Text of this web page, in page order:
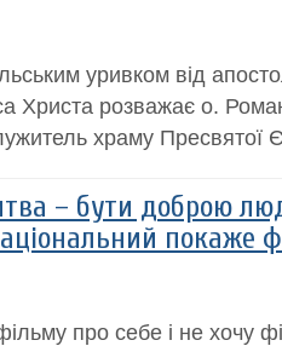
уривком від
Христа розважає о.
храму Пресвятої
– бути доброю
покаже
про себе і не хочу